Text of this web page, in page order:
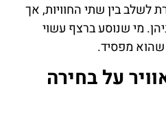
בין שתי החוויות, אך
מי שנוסע ברצף עשוי
שהוא מפסיד.
על בחירה